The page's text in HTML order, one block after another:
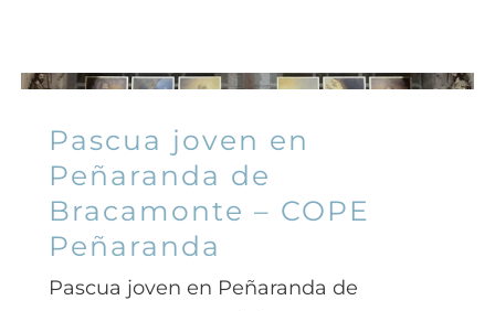
Pascua joven en
Peñaranda de
Bracamonte – COPE
Peñaranda
Pascua joven en Peñaranda de